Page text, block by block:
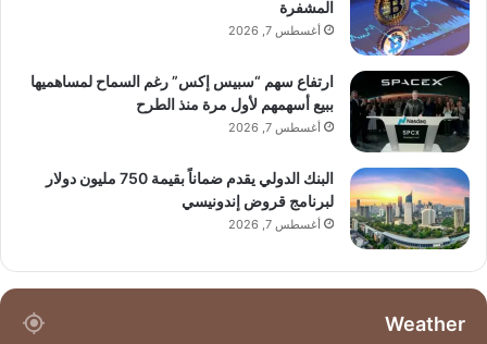
المشفرة
أغسطس 7, 2026
ارتفاع سهم “سبيس إكس” رغم السماح لمساهميها
ببيع أسهمهم لأول مرة منذ الطرح
أغسطس 7, 2026
البنك الدولي يقدم ضماناً بقيمة 750 مليون دولار
لبرنامج قروض إندونيسي
أغسطس 7, 2026
Weather